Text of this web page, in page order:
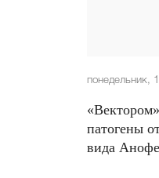
понедельник,
патогены
вида